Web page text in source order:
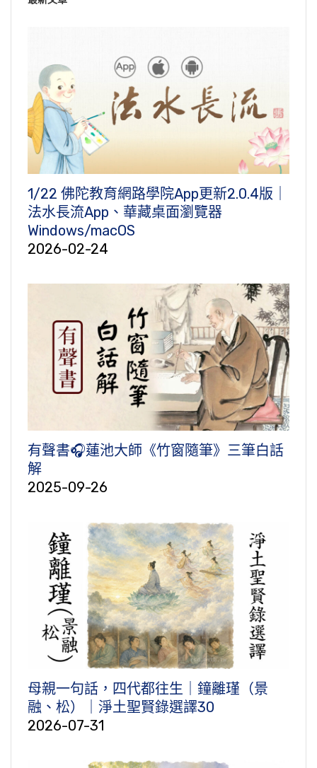
1/22 佛陀教育網路學院App更新2.0.4版｜
法水長流App、華藏桌面瀏覽器
Windows/macOS
2026-02-24
有聲書🎧蓮池大師《竹窗隨筆》三筆白話
解
2025-09-26
母親一句話，四代都往生｜鐘離瑾（景
融、松）｜淨土聖賢錄選譯30
2026-07-31